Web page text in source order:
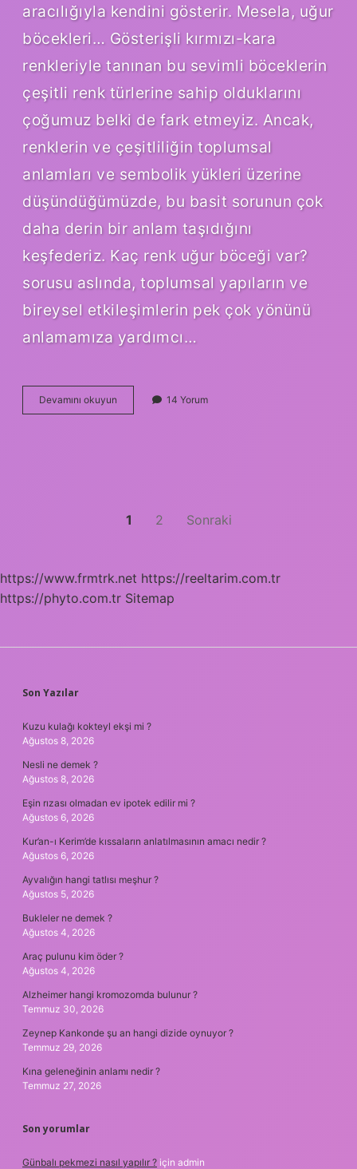
aracılığıyla kendini gösterir. Mesela, uğur
böcekleri… Gösterişli kırmızı-kara
renkleriyle tanınan bu sevimli böceklerin
çeşitli renk türlerine sahip olduklarını
çoğumuz belki de fark etmeyiz. Ancak,
renklerin ve çeşitliliğin toplumsal
anlamları ve sembolik yükleri üzerine
düşündüğümüzde, bu basit sorunun çok
daha derin bir anlam taşıdığını
keşfederiz. Kaç renk uğur böceği var?
sorusu aslında, toplumsal yapıların ve
bireysel etkileşimlerin pek çok yönünü
anlamamıza yardımcı…
Devamını okuyun
Renk
14 Yorum
1 2 Sonraki
https://www.frmtrk.net https://reeltarim.com.tr
https://phyto.com.tr Sitemap
SIDEBAR
Son Yazılar
Kuzu kulağı kokteyl ekşi mi ?
Ağustos 8, 2026
Nesli ne demek ?
Ağustos 8, 2026
Eşin rızası olmadan ev ipotek edilir mi ?
Ağustos 6, 2026
Kur’an-ı Kerim’de kıssaların anlatılmasının amacı nedir ?
Ağustos 6, 2026
Ayvalığın hangi tatlısı meşhur ?
Ağustos 5, 2026
Bukleler ne demek ?
Ağustos 4, 2026
Araç pulunu kim öder ?
Ağustos 4, 2026
Alzheimer hangi kromozomda bulunur ?
Temmuz 30, 2026
Zeynep Kankonde şu an hangi dizide oynuyor ?
Temmuz 29, 2026
Kına geleneğinin anlamı nedir ?
Temmuz 27, 2026
Son yorumlar
Günbalı pekmezi nasıl yapılır ? için admin